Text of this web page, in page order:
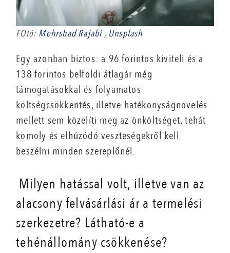
FOtó: Mehrshad Rajabi, Unsplash
Egy azonban biztos: a 96 forintos kiviteli és a
138 forintos belföldi átlagár még
támogatásokkal és folyamatos
költségcsökkentés, illetve hatékonyságnövelés
mellett sem közelíti meg az önköltséget, tehát
komoly és elhúzódó veszteségekről kell
beszélni minden szereplőnél.
Milyen hatással volt, illetve van az
alacsony felvásárlási ár a termelési
szerkezetre? Látható-e a
tehénállomány csökkenése?